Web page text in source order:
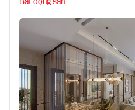
Bất động sản